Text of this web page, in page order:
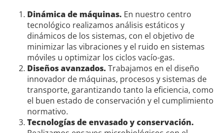
Dinámica de máquinas. En nuestro centro
tecnológico realizamos análisis estáticos y
dinámicos de los sistemas, con el objetivo de
minimizar las vibraciones y el ruido en sistemas
móviles u optimizar los ciclos vacío-gas.
Diseños avanzados. Trabajamos en el diseño
innovador de máquinas, procesos y sistemas de
transporte, garantizando tanto la eficiencia, como
el buen estado de conservación y el cumplimiento
normativo.
Tecnologías de envasado y conservación.